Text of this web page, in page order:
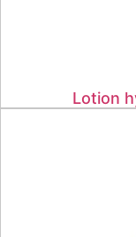
Lotion